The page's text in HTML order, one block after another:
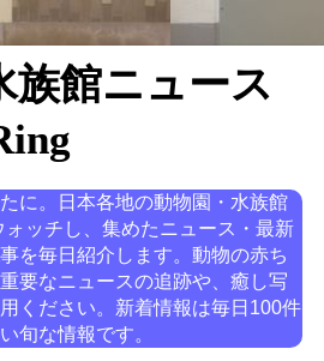
族館ニュース
に。日本各地の動物園・水族館
ッチし、集めたニュース・最新
を毎日紹介します。動物の赤ち
要なニュースの追跡や、癒し写
ください。新着情報は毎日100件
旬な情報です。